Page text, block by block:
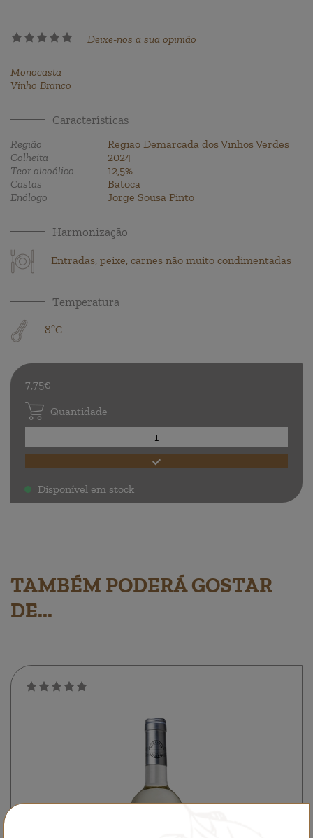
Deixe-nos a sua opinião
Monocasta
Vinho Branco
Características
Região
Região Demarcada dos Vinhos Verdes
Colheita
2024
Teor alcoólico
12,5%
Castas
Batoca
Enólogo
Jorge Sousa Pinto
Harmonização
Entradas, peixe, carnes não muito condimentadas
Temperatura
8ºC
7,75€
Quantidade
. Disponível em stock
TAMBÉM PODERÁ GOSTAR
DE...